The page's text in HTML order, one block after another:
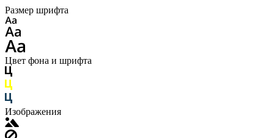
Размер шрифта
Цвет фона и шрифта
Изображения